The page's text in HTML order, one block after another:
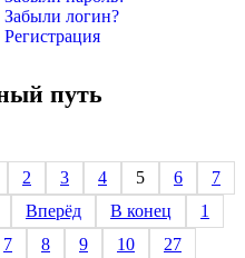
Забыли логин?
Регистрация
путь
2 3 4 5 6
7
Вперёд В конец
1
7 8 9 10 27